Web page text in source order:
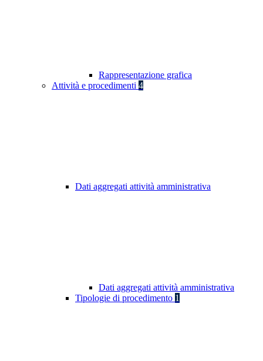
Rappresentazione grafica
Attività e procedimenti 4
Dati aggregati attività amministrativa
Dati aggregati attività amministrativa
Tipologie di procedimento 1